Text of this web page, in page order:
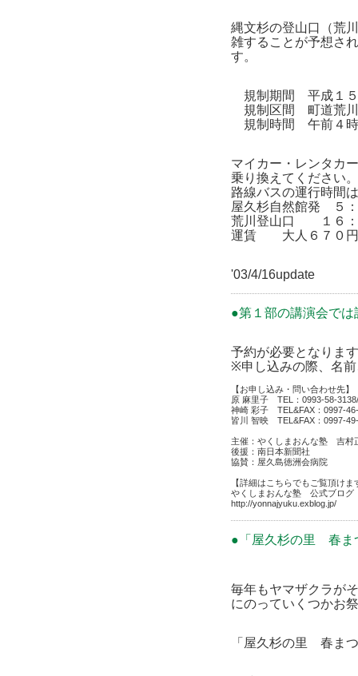
縄文杉の登山口（荒
雑することが予想さ
す。
規制期間 平成１５
規制区間 町道荒川
規制時間 午前４時
マイカー・レンタカ
乗り換えてください。
路線バスの運行時間は
屋久杉自然館発 ５
荒川登山口 １６：
運賃 大人６７０
'03/4/16update
●第１部の講演会で
予約が必要となりま
※申し込みの際、名
【お申し込み・問い合わせ先】
原 麻里子 TEL：0993-58-
神崎 彩子 TEL&FAX：0997-
皆川 智映 TEL&FAX：0997-
主催：やくしまおんな塾 吉村
後援：南日本新聞社
協賛：屋久島徳洲会病院
【詳細はこちらでもご覧頂けま
やくしまおんな塾 公式ブログ
http://yonnajyuku.exblog.jp/
●「屋久杉の里 春ま
毎年もヤマザクラが
にのっていくつかお
「屋久杉の里 春ま